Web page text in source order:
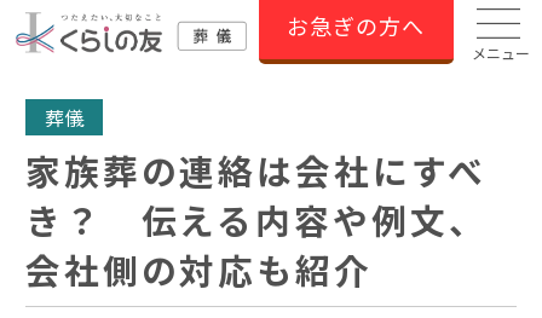
お急ぎの方へ
メニュー
葬儀
家族葬の連絡は会社にすべ
き？ 伝える内容や例文、
会社側の対応も紹介